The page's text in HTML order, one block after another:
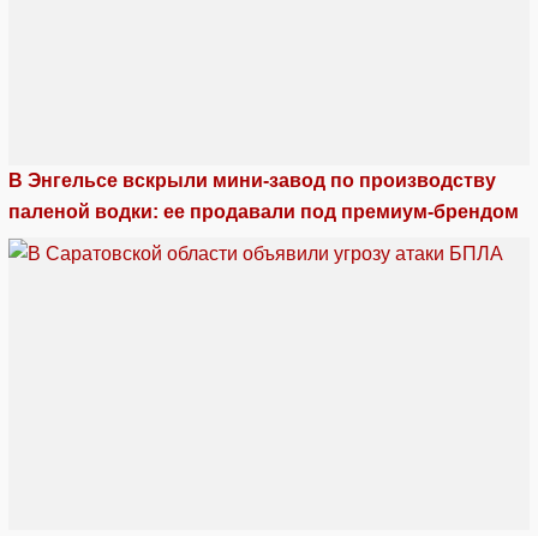
В Энгельсе вскрыли мини-завод по производству
паленой водки: ее продавали под премиум-брендом